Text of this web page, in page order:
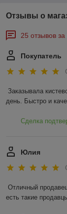
Отзывы о
25 отзывов
Покупатель
Заказывала
день. Быстро и
Сделка
Юлия
Отличный
есть такие